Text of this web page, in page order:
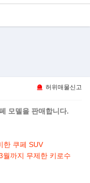
허위매물신고
모델을 판매합니다.
한 쿠페 SUV
까지 무제한 키로수